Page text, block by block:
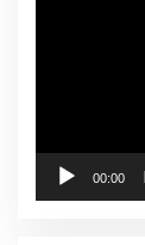
00:00